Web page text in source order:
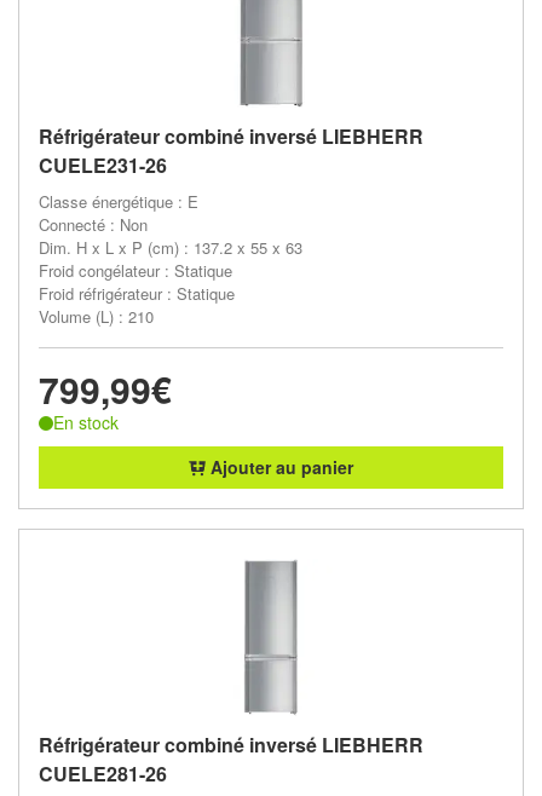
Réfrigérateur combiné inversé LIEBHERR
CUELE231-26
Classe énergétique : E
Connecté : Non
Dim. H x L x P (cm) : 137.2 x 55 x 63
Froid congélateur : Statique
Froid réfrigérateur : Statique
Volume (L) : 210
799,99€
En stock
Ajouter au panier
Réfrigérateur combiné inversé LIEBHERR
CUELE281-26